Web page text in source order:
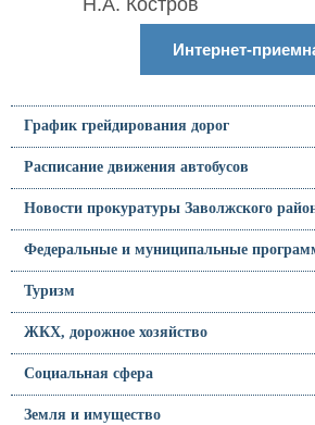
Интернет-
График грейдирования дорог
Расписание движения автобусов
Новости прокуратуры Заволжского
Федеральные и муниципальные
Туризм
ЖКХ, дорожное хозяйство
Социальная сфера
Земля и имущество